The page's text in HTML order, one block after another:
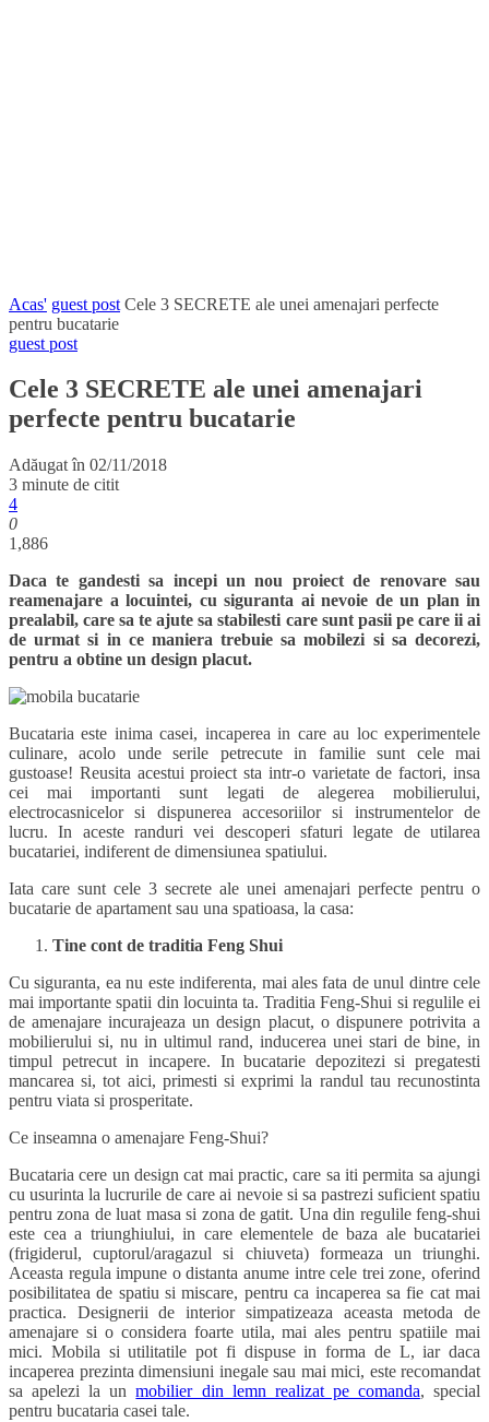
Acas' guest post Cele 3 SECRETE ale unei amenajari perfecte
pentru bucatarie
guest post
Cele 3 SECRETE ale unei amenajari
perfecte pentru bucatarie
Adăugat în 02/11/2018
3 minute de citit
4
0
1,886
Daca te gandesti sa incepi un nou proiect de renovare sau
reamenajare a locuintei, cu siguranta ai nevoie de un plan in
prealabil, care sa te ajute sa stabilesti care sunt pasii pe care ii ai
de urmat si in ce maniera trebuie sa mobilezi si sa decorezi,
pentru a obtine un design placut.
Bucataria este inima casei, incaperea in care au loc experimentele
culinare, acolo unde serile petrecute in familie sunt cele mai
gustoase! Reusita acestui proiect sta intr-o varietate de factori, insa
cei mai importanti sunt legati de alegerea mobilierului,
electrocasnicelor si dispunerea accesoriilor si instrumentelor de
lucru. In aceste randuri vei descoperi sfaturi legate de utilarea
bucatariei, indiferent de dimensiunea spatiului.
Iata care sunt cele 3 secrete ale unei amenajari perfecte pentru o
bucatarie de apartament sau una spatioasa, la casa:
Tine cont de traditia Feng Shui
Cu siguranta, ea nu este indiferenta, mai ales fata de unul dintre cele
mai importante spatii din locuinta ta. Traditia Feng-Shui si regulile ei
de amenajare incurajeaza un design placut, o dispunere potrivita a
mobilierului si, nu in ultimul rand, inducerea unei stari de bine, in
timpul petrecut in incapere. In bucatarie depozitezi si pregatesti
mancarea si, tot aici, primesti si exprimi la randul tau recunostinta
pentru viata si prosperitate.
Ce inseamna o amenajare Feng-Shui?
Bucataria cere un design cat mai practic, care sa iti permita sa ajungi
cu usurinta la lucrurile de care ai nevoie si sa pastrezi suficient spatiu
pentru zona de luat masa si zona de gatit. Una din regulile feng-shui
este cea a triunghiului, in care elementele de baza ale bucatariei
(frigiderul, cuptorul/aragazul si chiuveta) formeaza un triunghi.
Aceasta regula impune o distanta anume intre cele trei zone, oferind
posibilitatea de spatiu si miscare, pentru ca incaperea sa fie cat mai
practica. Designerii de interior simpatizeaza aceasta metoda de
amenajare si o considera foarte utila, mai ales pentru spatiile mai
mici. Mobila si utilitatile pot fi dispuse in forma de L, iar daca
incaperea prezinta dimensiuni inegale sau mai mici, este recomandat
sa apelezi la unmobilier din lemn realizat pe comanda, special
pentru bucataria casei tale.